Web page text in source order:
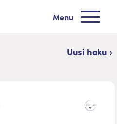
Menu
Uusi haku ›